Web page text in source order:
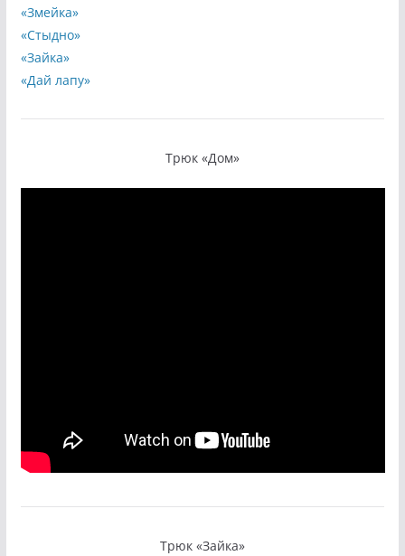
«Змейка»
«Стыдно»
«Зайка»
«Дай лапу»
Трюк «Дом»
Трюк «Зайка»